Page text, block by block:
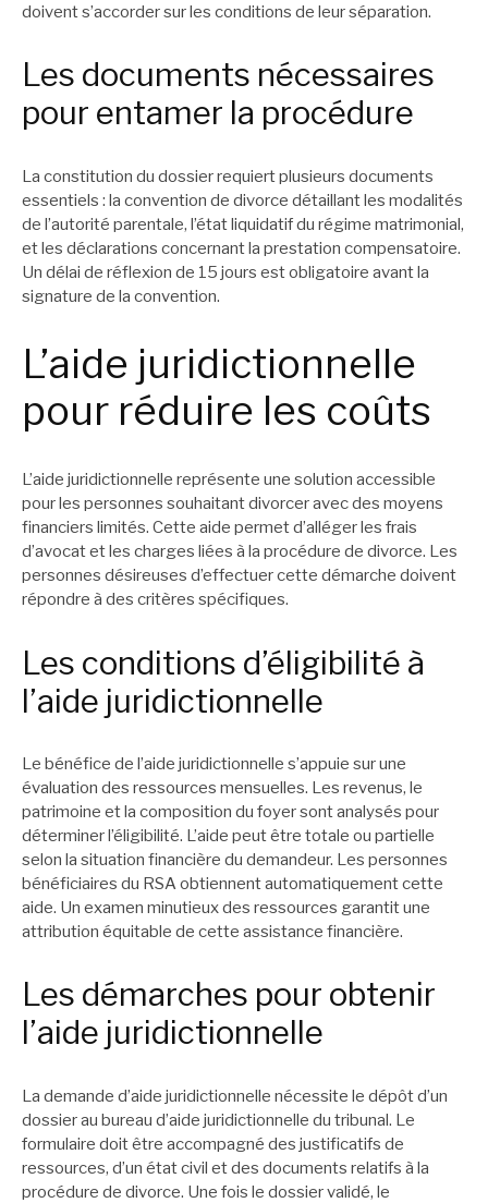
doivent s’accorder sur les conditions de leur séparation.
Les documents nécessaires
pour entamer la procédure
La constitution du dossier requiert plusieurs documents
essentiels : la convention de divorce détaillant les modalités
de l’autorité parentale, l’état liquidatif du régime matrimonial,
et les déclarations concernant la prestation compensatoire.
Un délai de réflexion de 15 jours est obligatoire avant la
signature de la convention.
L’aide juridictionnelle
pour réduire les coûts
L’aide juridictionnelle représente une solution accessible
pour les personnes souhaitant divorcer avec des moyens
financiers limités. Cette aide permet d’alléger les frais
d’avocat et les charges liées à la procédure de divorce. Les
personnes désireuses d’effectuer cette démarche doivent
répondre à des critères spécifiques.
Les conditions d’éligibilité à
l’aide juridictionnelle
Le bénéfice de l’aide juridictionnelle s’appuie sur une
évaluation des ressources mensuelles. Les revenus, le
patrimoine et la composition du foyer sont analysés pour
déterminer l’éligibilité. L’aide peut être totale ou partielle
selon la situation financière du demandeur. Les personnes
bénéficiaires du RSA obtiennent automatiquement cette
aide. Un examen minutieux des ressources garantit une
attribution équitable de cette assistance financière.
Les démarches pour obtenir
l’aide juridictionnelle
La demande d’aide juridictionnelle nécessite le dépôt d’un
dossier au bureau d’aide juridictionnelle du tribunal. Le
formulaire doit être accompagné des justificatifs de
ressources, d’un état civil et des documents relatifs à la
procédure de divorce. Une fois le dossier validé, le